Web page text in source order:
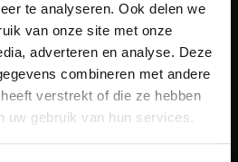
te analyseren. Ook delen we
van onze site met onze
adverteren en analyse. Deze
combineren met andere
verstrekt of die ze hebben
uw gebruik van hun services.